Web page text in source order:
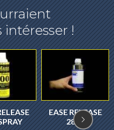
!
EASE RELEASE
2831